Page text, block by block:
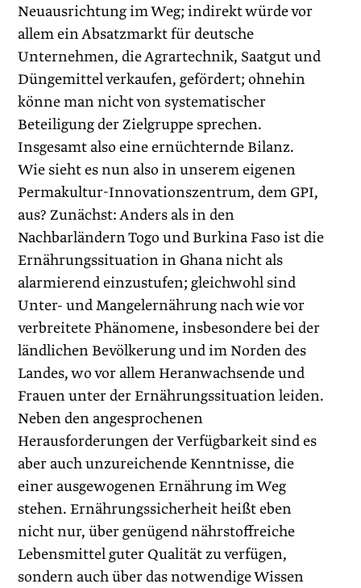
Neuausrichtung im Weg; indirekt würde vor
allem ein Absatzmarkt für deutsche
Unternehmen, die Agrartechnik, Saatgut und
Düngemittel verkaufen, gefördert; ohnehin
könne man nicht von systematischer
Beteiligung der Zielgruppe sprechen.
Insgesamt also eine ernüchternde Bilanz.
Wie sieht es nun also in unserem eigenen
Permakultur-Innovationszentrum, dem GPI,
aus? Zunächst: Anders als in den
Nachbarländern Togo und Burkina Faso ist die
Ernährungssituation in Ghana nicht als
alarmierend einzustufen; gleichwohl sind
Unter- und Mangelernährung nach wie vor
verbreitete Phänomene, insbesondere bei der
ländlichen Bevölkerung und im Norden des
Landes, wo vor allem Heranwachsende und
Frauen unter der Ernährungssituation leiden.
Neben den angesprochenen
Herausforderungen der Verfügbarkeit sind es
aber auch unzureichende Kenntnisse, die
einer ausgewogenen Ernährung im Weg
stehen. Ernährungssicherheit heißt eben
nicht nur, über genügend nährstoffreiche
Lebensmittel guter Qualität zu verfügen,
sondern auch über das notwendige Wissen